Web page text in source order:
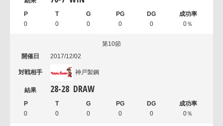
0 0 0 0 0 0％
第10節
2017/12/02
神戸製鋼
28-28 DRAW
0 0 0 0 0 0％